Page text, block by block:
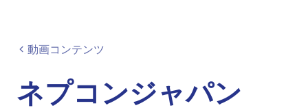
動画コンテンツ
ネプコンジャパン